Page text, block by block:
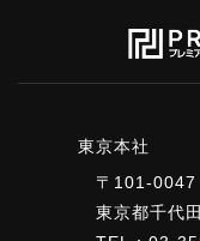
東京本社
〒101-0047
東京都千代